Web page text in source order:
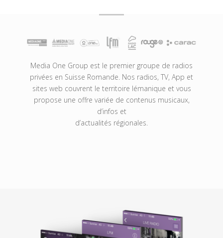
Media One Group est le premier groupe de radios
privées en Suisse Romande. Nos radios, TV, App et
sites web couvrent le territoire lémanique et vous
propose une offre variée de contenus musicaux,
d’infos et
d’actualités régionales.